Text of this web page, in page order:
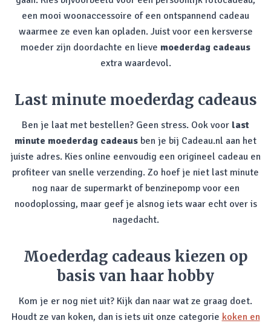
een mooi woonaccessoire of een ontspannend cadeau
waarmee ze even kan opladen. Juist voor een kersverse
moeder zijn doordachte en lieve moederdag cadeaus
extra waardevol.
Last minute moederdag cadeaus
Ben je laat met bestellen? Geen stress. Ook voor last
minute moederdag cadeaus ben je bij Cadeau.nl aan het
juiste adres. Kies online eenvoudig een origineel cadeau en
profiteer van snelle verzending. Zo hoef je niet last minute
nog naar de supermarkt of benzinepomp voor een
noodoplossing, maar geef je alsnog iets waar echt over is
nagedacht.
Moederdag cadeaus kiezen op
basis van haar hobby
Kom je er nog niet uit? Kijk dan naar wat ze graag doet.
Houdt ze van koken, dan is iets uit onze categorie koken en